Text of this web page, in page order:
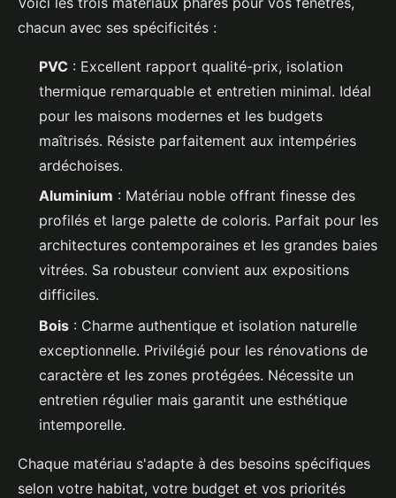
chacun avec ses spécificités :
PVC : Excellent rapport qualité-prix, isolation
thermique remarquable et entretien minimal. Idéal
pour les maisons modernes et les budgets
maîtrisés. Résiste parfaitement aux intempéries
ardéchoises.
Aluminium : Matériau noble offrant finesse des
profilés et large palette de coloris. Parfait pour les
architectures contemporaines et les grandes baies
vitrées. Sa robusteur convient aux expositions
difficiles.
Bois : Charme authentique et isolation naturelle
exceptionnelle. Privilégié pour les rénovations de
caractère et les zones protégées. Nécessite un
entretien régulier mais garantit une esthétique
intemporelle.
Chaque matériau s'adapte à des besoins spécifiques
selon votre habitat, votre budget et vos priorités